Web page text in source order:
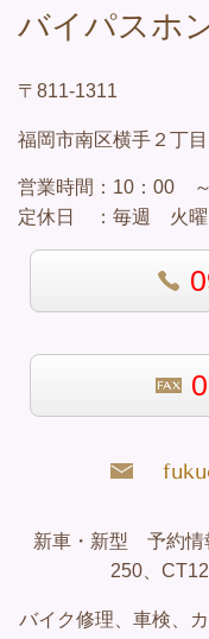
バイパスホ
〒811-1311
福岡市南区横手２丁目
営業時間： 10：00
定休日 ： 毎週 火曜
新車・新型 予約情
250、
バイク修理、車検